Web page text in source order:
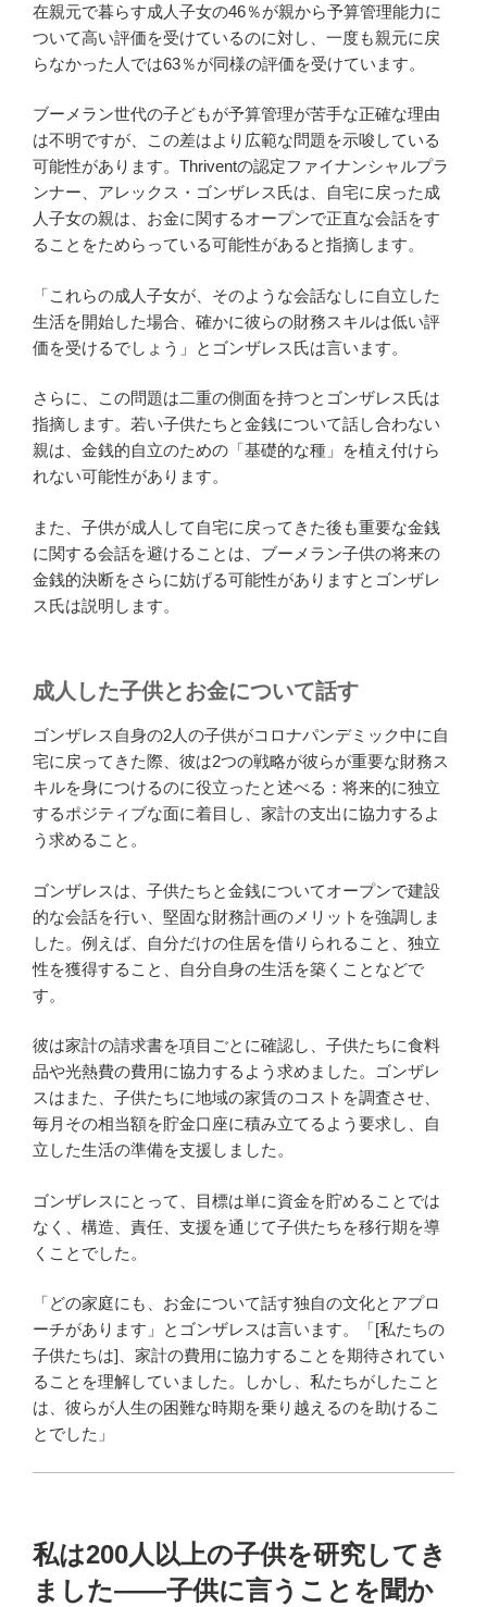
在親元で暮らす成人子女の46％が親から予算管理能力に
ついて高い評価を受けているのに対し、一度も親元に戻
らなかった人では63％が同様の評価を受けています。
ブーメラン世代の子どもが予算管理が苦手な正確な理由
は不明ですが、この差はより広範な問題を示唆している
可能性があります。Thriventの認定ファイナンシャルプラ
ンナー、アレックス・ゴンザレス氏は、自宅に戻った成
人子女の親は、お金に関するオープンで正直な会話をす
ることをためらっている可能性があると指摘します。
「これらの成人子女が、そのような会話なしに自立した
生活を開始した場合、確かに彼らの財務スキルは低い評
価を受けるでしょう」とゴンザレス氏は言います。
さらに、この問題は二重の側面を持つとゴンザレス氏は
指摘します。若い子供たちと金銭について話し合わない
親は、金銭的自立のための「基礎的な種」を植え付けら
れない可能性があります。
また、子供が成人して自宅に戻ってきた後も重要な金銭
に関する会話を避けることは、ブーメラン子供の将来の
金銭的決断をさらに妨げる可能性がありますとゴンザレ
ス氏は説明します。
成人した子供とお金について話す
ゴンザレス自身の2人の子供がコロナパンデミック中に自
宅に戻ってきた際、彼は2つの戦略が彼らが重要な財務ス
キルを身につけるのに役立ったと述べる：将来的に独立
するポジティブな面に着目し、家計の支出に協力するよ
う求めること。
ゴンザレスは、子供たちと金銭についてオープンで建設
的な会話を行い、堅固な財務計画のメリットを強調しま
した。例えば、自分だけの住居を借りられること、独立
性を獲得すること、自分自身の生活を築くことなどで
す。
彼は家計の請求書を項目ごとに確認し、子供たちに食料
品や光熱費の費用に協力するよう求めました。ゴンザレ
スはまた、子供たちに地域の家賃のコストを調査させ、
毎月その相当額を貯金口座に積み立てるよう要求し、自
立した生活の準備を支援しました。
ゴンザレスにとって、目標は単に資金を貯めることでは
なく、構造、責任、支援を通じて子供たちを移行期を導
くことでした。
「どの家庭にも、お金について話す独自の文化とアプロ
ーチがあります」とゴンザレスは言います。「[私たちの
子供たちは]、家計の費用に協力することを期待されてい
ることを理解していました。しかし、私たちがしたこと
は、彼らが人生の困難な時期を乗り越えるのを助けるこ
とでした」
私は200人以上の子供を研究してき
ました——子供に言うことを聞か